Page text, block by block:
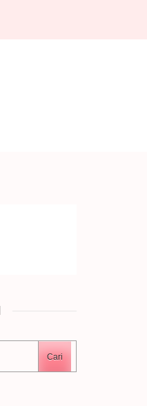
Cari